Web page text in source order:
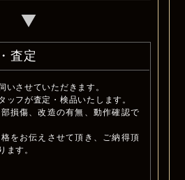
査定
いさせていただきます。
ッフが査定・検品いたします。
損傷、改造の有無、動作確認で
をお伝えさせて頂き、ご納得頂
ます。